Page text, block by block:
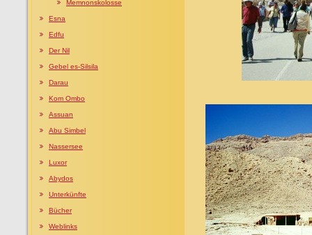
Memnonskolosse
Esna
Edfu
Der Nil
Gebel es-Silsila
Darau
Kom Ombo
Assuan
Abu Simbel
Nassersee
Luxor
Abydos
Unterkünfte
Bücher
Weblinks